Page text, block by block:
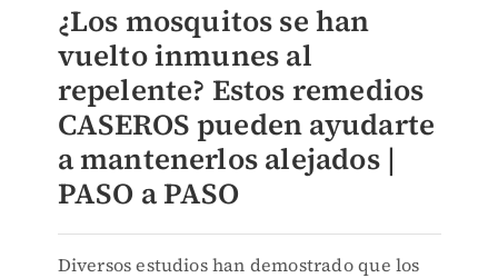
¿Los mosquitos se han
vuelto inmunes al
repelente? Estos remedios
CASEROS pueden ayudarte
a mantenerlos alejados |
PASO a PASO
Diversos estudios han demostrado que los